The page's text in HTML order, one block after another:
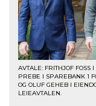
AVTALE: FRITHJOF
PREBE I SPAREBANK 1
OG OLUF GEHEB I
LEIEAVTALEN.